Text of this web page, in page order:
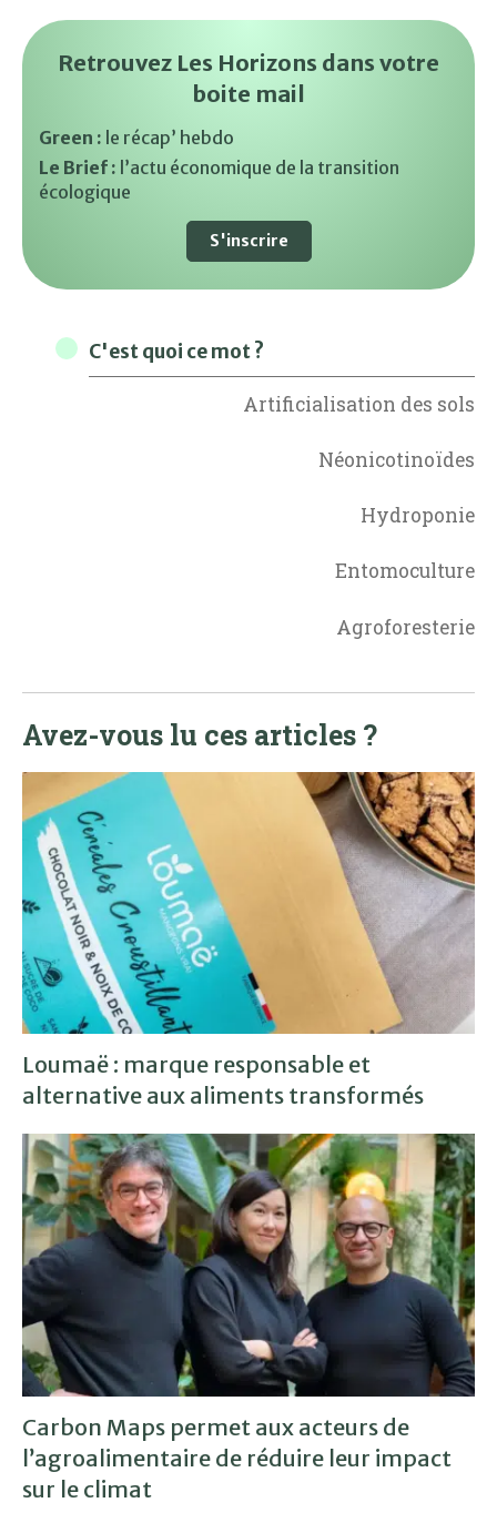
Retrouvez Les Horizons dans votre
boite mail
Green : le récap’ hebdo
Le Brief : l’actu économique de la transition
écologique
S'inscrire
C'est quoi ce mot ?
Artificialisation des sols
Néonicotinoïdes
Hydroponie
Entomoculture
Agroforesterie
Avez-vous lu ces articles ?
Loumaë : marque responsable et
alternative aux aliments transformés
Carbon Maps permet aux acteurs de
l’agroalimentaire de réduire leur impact
sur le climat